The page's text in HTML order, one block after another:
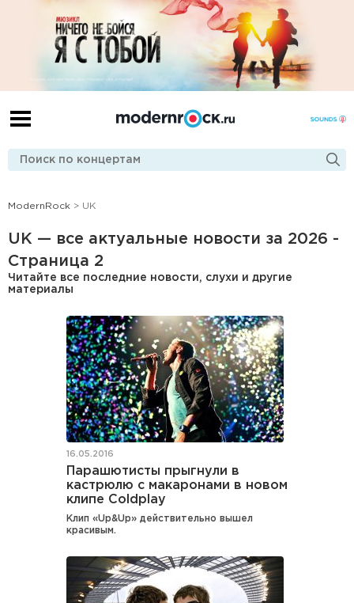
ModernRock > UK
UK — все актуальные новости за 2026 -
Страница 2
Читайте все последние новости, слухи и другие
материалы
16.05.2016
Парашютисты прыгнули в
кастрюлю с макаронами в новом
клипе Coldplay
Клип «Up&Up» действительно вышел
красивым.